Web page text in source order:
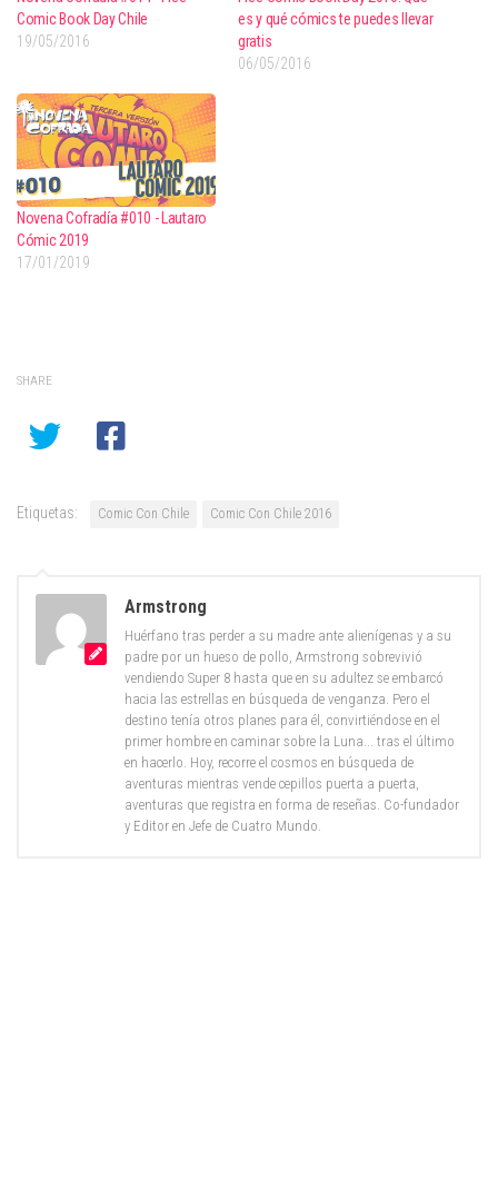
Comic Book Day Chile
19/05/2016
es y qué cómics te puedes llevar
gratis
06/05/2016
Novena Cofradía #010 - Lautaro
Cómic 2019
17/01/2019
SHARE
Etiquetas: Comic Con Chile Comic Con Chile 2016
Armstrong
Huérfano tras perder a su madre ante alienígenas y a su
padre por un hueso de pollo, Armstrong sobrevivió
vendiendo Super 8 hasta que en su adultez se embarcó
hacia las estrellas en búsqueda de venganza. Pero el
destino tenía otros planes para él, convirtiéndose en el
primer hombre en caminar sobre la Luna... tras el último
en hacerlo. Hoy, recorre el cosmos en búsqueda de
aventuras mientras vende cepillos puerta a puerta,
aventuras que registra en forma de reseñas. Co-fundador
y Editor en Jefe de Cuatro Mundo.